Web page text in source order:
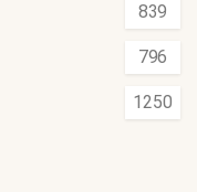
839
796
1250